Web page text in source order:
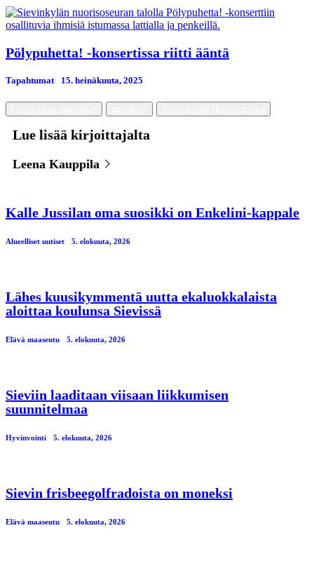
Pölypuhetta! -konsertissa riitti ääntä
Tapahtumat 15. heinäkuuta, 2025
Lue lisää kirjoittajalta
Leena Kauppila
Kalle Jussilan oma suosikki on Enkelini-kappale
Alueelliset uutiset 5. elokuuta, 2026
Lähes kuusikymmentä uutta ekaluokkalaista
aloittaa koulunsa Sievissä
Elävä maaseutu 5. elokuuta, 2026
Sieviin laaditaan viisaan liikkumisen
suunnitelmaa
Hyvinvointi 5. elokuuta, 2026
Sievin frisbeegolfradoista on moneksi
Elävä maaseutu 5. elokuuta, 2026